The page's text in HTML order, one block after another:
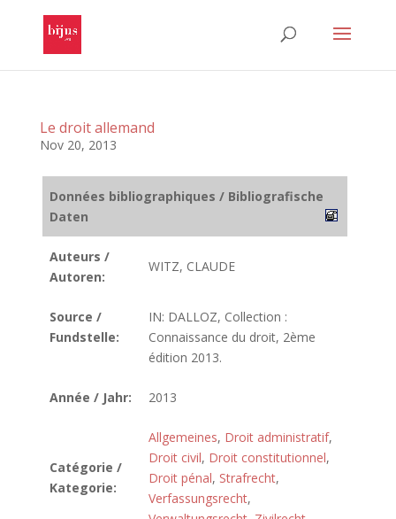
Le droit allemand
Nov 20, 2013
Données bibliographiques / Bibliografische
Daten
Auteurs /
Autoren:
WITZ, CLAUDE
Source /
Fundstelle:
IN: DALLOZ, Collection :
Connaissance du droit, 2ème
édition 2013.
Année / Jahr: 2013
Catégorie /
Kategorie:
Allgemeines, Droit administratif,
Droit civil, Droit constitutionnel,
Droit pénal, Strafrecht,
Verfassungsrecht,